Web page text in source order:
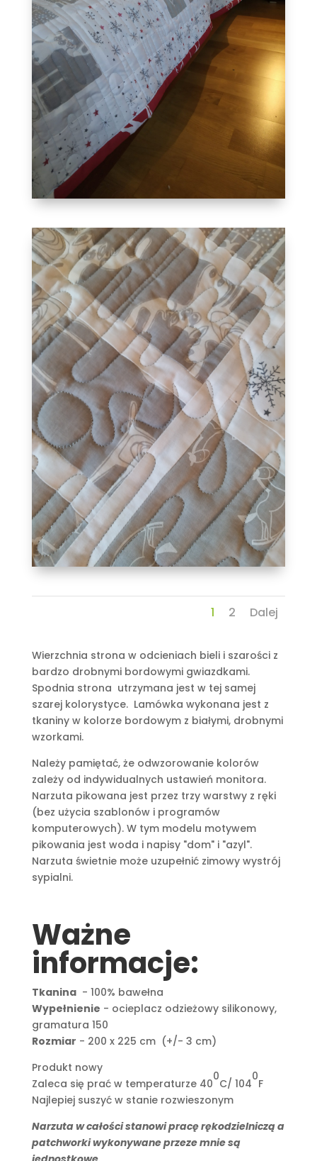
1 2 Dalej
Wierzchnia strona w odcieniach bieli i szarości z
bardzo drobnymi bordowymi gwiazdkami.
Spodnia strona utrzymana jest w tej samej
szarej kolorystyce. Lamówka wykonana jest z
tkaniny w kolorze bordowym z białymi, drobnymi
wzorkami.
Należy pamiętać, że odwzorowanie kolorów
zależy od indywidualnych ustawień monitora.
Narzuta pikowana jest przez trzy warstwy z ręki
(bez użycia szablonów i programów
komputerowych). W tym modelu motywem
pikowania jest woda i napisy "dom" i "azyl".
Narzuta świetnie może uzupełnić zimowy wystrój
sypialni.
Ważne
informacje:
Tkanina- 100% bawełna
Wypełnienie - ocieplacz odzieżowy silikonowy,
gramatura 150
Rozmiar - 200 x 225 cm (+/- 3 cm)
Produkt nowy
Zaleca się prać w temperaturze 40
0
C/ 104
0
F
Najlepiej suszyć w stanie rozwieszonym
Narzuta w całości stanowi pracę rękodzielniczą a
patchworki wykonywane przeze mnie są